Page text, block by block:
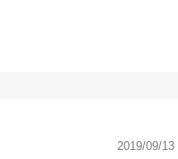
2019/09/13